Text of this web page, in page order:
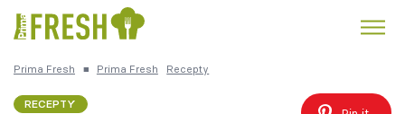
Prima Fresh ■ Prima Fresh Recepty
RECEPTY